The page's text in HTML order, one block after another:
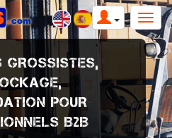
GROSSISTES,
POUR
B2B